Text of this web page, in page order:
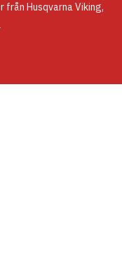
från Husqvarna Viking,